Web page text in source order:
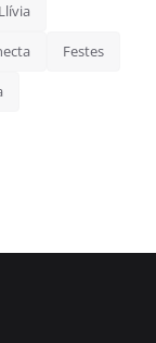
Llívia
Festes